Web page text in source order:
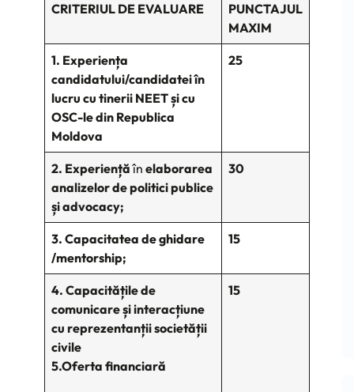
CRITERIUL DE EVALUARE
PUNCTAJUL
MAXIM
1. Experiența
candidatului/candidatei în
lucru cu tinerii NEET și cu
OSC-le din Republica
Moldova
25
2. Experiențăîn elaborarea
analizelor de politici publice
și advocacy;
30
3. Capacitatea de ghidare
/mentorship;
15
4. Capacitățile de
comunicare și interacțiune
cu reprezentanții societății
civile
5.Oferta financiară
15